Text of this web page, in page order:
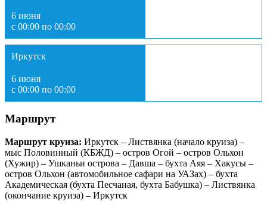
6 июня
с 00:00 по 00:00
Иркутск
6 июня
с 00:00 по 00:00
Маршрут
Маршрут круиза: Иркутск – Листвянка (начало круиза) –
мыс Половинный (КБЖД) – остров Огой – остров Ольхон
(Хужир) – Ушканьи острова – Давша – бухта Аяя – Хакусы –
остров Ольхон (автомобильное сафари на УАЗах) – бухта
Академическая (бухта Песчаная, бухта Бабушка) – Листвянка
(окончание круиза) – Иркутск